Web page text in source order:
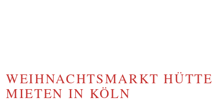
WEIHNACHTSMARKT HÜTTE
MIETEN IN KÖLN